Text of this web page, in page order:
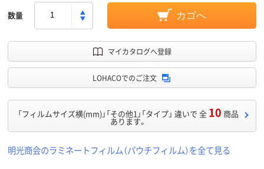
数量 カゴへ
マイカタログへ登録
LOHACOでのご注文
「フィルムサイズ横(mm)」「その他1」「タイプ」 違いで 全 10 商品
あります。
明光商会のラミネートフィルム（パウチフィルム）を全て見る